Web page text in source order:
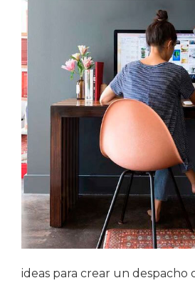
ideas para crear un despacho